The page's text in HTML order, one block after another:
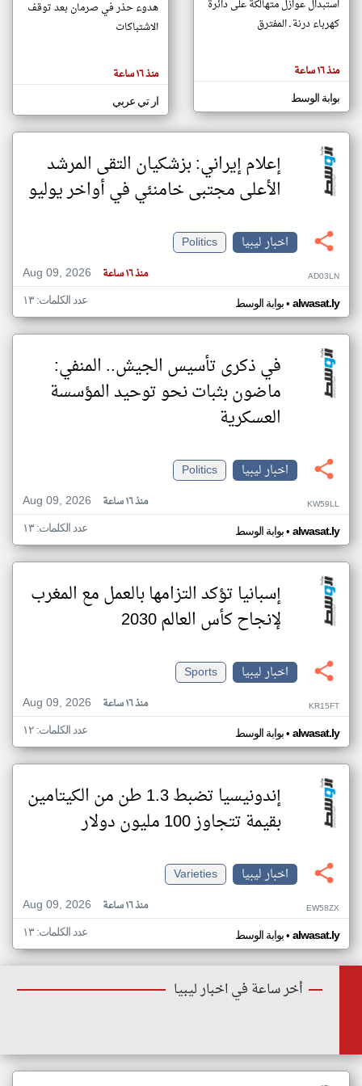
مصادر الأخبار من ليبيا
اخبار ليبيا على مدار الساعة
أهم اخبار ليبيا العاجلة والمباشرة
المقالات
هنا عن
وجهة
كاتبيها.
استبدال عوازل متهالكة على دائرة
كهرباء درنة ـ المفترق
منذ ١٦ ساعة
بوابة الوسط
هدوء حذر في صرمان بعد توقف
الاشتباكات
منذ ١٦ ساعة
ار تي عربي
إعلام إيراني: بزشكيان التقى المرشد
الأعلى مجتبى خامنئي في أواخر يوليو
اخبار ليبيا
Politics
Aug 09, 2026
منذ ١٦ ساعة AD03LN
بوابة الوسط• alwasat.ly عدد الكلمات: ١٣
في ذكرى تأسيس الجيش.. المنفي:
ماضون بثبات نحو توحيد المؤسسة
العسكرية
اخبار ليبيا
Politics
Aug 09, 2026
منذ ١٦ ساعة KW59LL
بوابة الوسط• alwasat.ly عدد الكلمات: ١٣
إسبانيا تؤكد التزامها بالعمل مع المغرب
لإنجاح كأس العالم 2030
اخبار ليبيا
Sports
Aug 09, 2026
منذ ١٦ ساعة KR15FT
بوابة الوسط• alwasat.ly عدد الكلمات: ١٢
إندونيسيا تضبط 1.3 طن من الكيتامين
بقيمة تتجاوز 100 مليون دولار
اخبار ليبيا
Varieties
Aug 09, 2026
منذ ١٦ ساعة EW58ZX
بوابة الوسط• alwasat.ly عدد الكلمات: ١٣
أخر ساعة في اخبار ليبيا
klyoum.com